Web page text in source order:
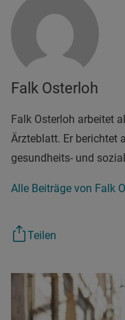
Falk Osterloh
Falk Osterloh arbeitet
Ärzteblatt. Er berichtet
gesundheits- und
Alle Beiträge von Falk
Teilen